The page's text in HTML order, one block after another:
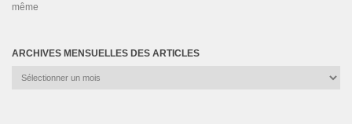
même
ARCHIVES MENSUELLES DES ARTICLES
Archives